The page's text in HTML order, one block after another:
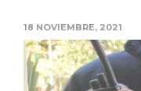
18 NOVIEMBRE, 2021